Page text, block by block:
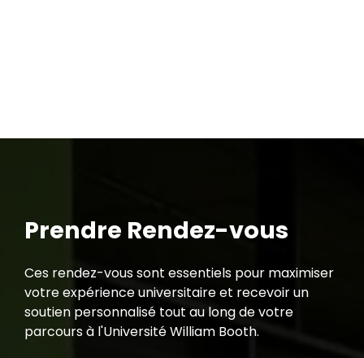
Prendre Rendez-vous
Ces rendez-vous sont essentiels pour maximiser
votre expérience universitaire et recevoir un
soutien personnalisé tout au long de votre
parcours à l'Université William Booth.